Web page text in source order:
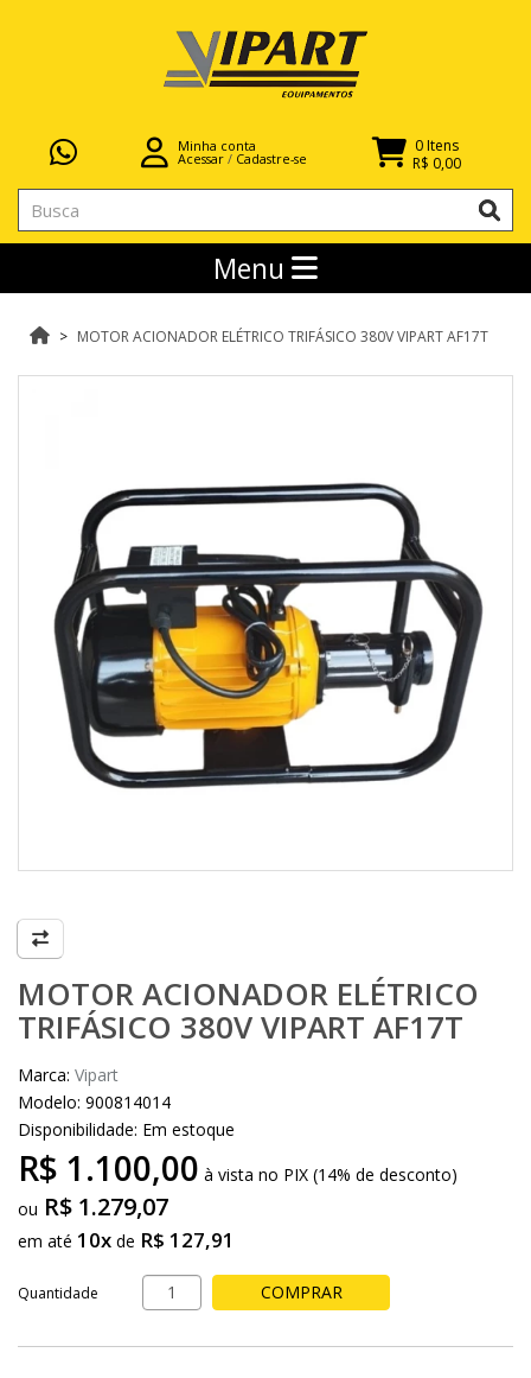
Minha conta
Acessar / Cadastre-se
0 Itens
R$ 0,00
Menu
MOTOR ACIONADOR ELÉTRICO TRIFÁSICO 380V VIPART AF17T
MOTOR ACIONADOR ELÉTRICO
TRIFÁSICO 380V VIPART AF17T
Marca: Vipart
Modelo: 900814014
Disponibilidade: Em estoque
R$ 1.279,07
em até 10x de R$ 127,91
R$ 1.100,00 à vista no PIX (14% de desconto)
Quantidade COMPRAR